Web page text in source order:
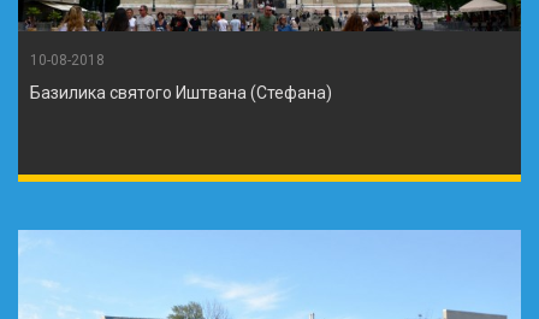
10-08-2018
Базилика святого Иштвана (Стефана)